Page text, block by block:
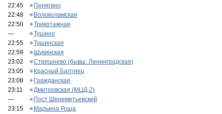
22:45
Пенягино
22:48
Волоколамская
22:50
Трикотажная
—
Тушино
22:55
Тушинская
22:59
Щукинская
23:02
Стрешнево (бывш. Ленинградская)
23:05
Красный Балтиец
23:08
Гражданская
23:11
Дмитровская (МЦД-2)
—
Пост Шереметьевский
23:15
Марьина Роща